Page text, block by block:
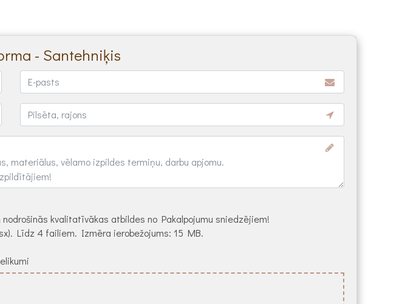
- Santehniķis
kvalitatīvākas atbildes no Pakalpojumu sniedzējiem!
Līdz 4 failiem. Izmēra ierobežojums: 15 MB.